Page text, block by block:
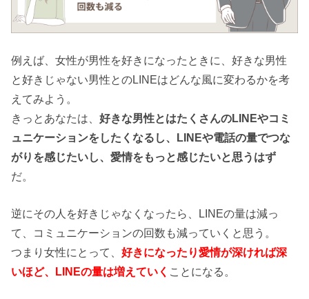
例えば、女性が男性を好きになったときに、好きな男性
と好きじゃない男性とのLINEはどんな風に変わるかを考
えてみよう。
きっとあなたは、好きな男性とはたくさんのLINEやコミ
ュニケーションをしたくなるし、LINEや電話の量でつな
がりを感じたいし、愛情をもっと感じたいと思うはず
だ。
逆にその人を好きじゃなくなったら、LINEの量は減っ
て、コミュニケーションの回数も減っていくと思う。
つまり女性にとって、好きになったり愛情が深ければ深
いほど、LINEの量は増えていく ことになる。